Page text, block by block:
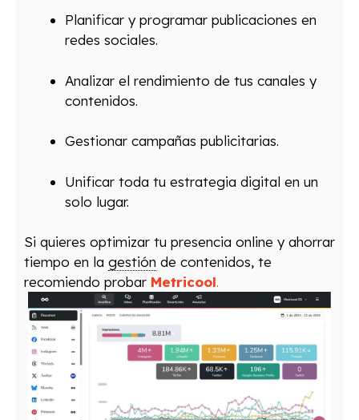
Planificar y programar publicaciones en
redes sociales.
Analizar el rendimiento de tus canales y
contenidos.
Gestionar campañas publicitarias.
Unificar toda tu estrategia digital en un
solo lugar.
Si quieres optimizar tu presencia online y ahorrar
tiempo en la gestión de contenidos, te
recomiendo probar Metricool.